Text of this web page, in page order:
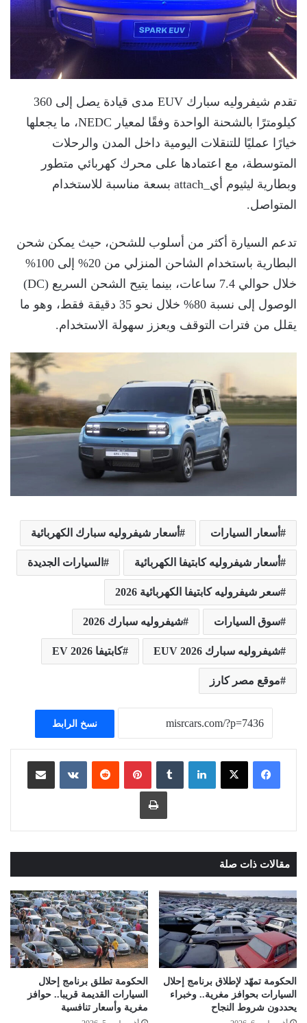
تقدم شيفروليه سبارك EUV مدى قيادة يصل إلى 360
كيلومترًا بالشحنة الواحدة وفقًا لمعيار NEDC، ما يجعلها
خيارًا عمليًا للتنقلات اليومية داخل المدن والرحلات
المتوسطة، مع اعتمادها على محرك كهربائي متطور
وبطارية ليثيوم أي_attach بسعة مناسبة للاستخدام
المتواصل.
تدعم السيارة أكثر من أسلوب للشحن، حيث يمكن شحن
البطارية باستخدام الشاحن المنزلي من 20% إلى 100%
خلال حوالي 7.4 ساعات، بينما يتيح الشحن السريع (DC)
الوصول إلى نسبة 80% خلال نحو 35 دقيقة فقط، وهو ما
يقلل من فترات التوقف ويعزز سهولة الاستخدام.
أسعار السيارات أسعار شيفروليه سبارك الكهربائية
أسعار شيفروليه كابتيفا الكهربائية السيارات الجديدة
سعر شيفروليه كابتيفا الكهربائية 2026
سوق السيارات شيفروليه سبارك 2026
شيفروليه سبارك EUV 2026 كابتيفا EV 2026
موقع مصر كارز
نسخ الرابط
لينكدإن ‏Tumblr بينتيريست
‏Reddit
‏VKontakte مشاركة عبر البريد
طباعة
مقالات ذات صلة
الحكومة تمهّد لإطلاق برنامج إحلال
السيارات بحوافز مغرية.. وخبراء
يحددون شروط النجاح
الحكومة تطلق برنامج إحلال
السيارات القديمة قريبا.. حوافز
مغرية وأسعار تنافسية